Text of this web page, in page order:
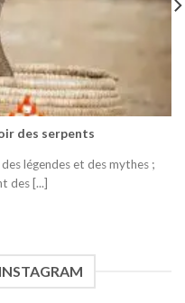
des serpents
légendes et des mythes ;
des [...]